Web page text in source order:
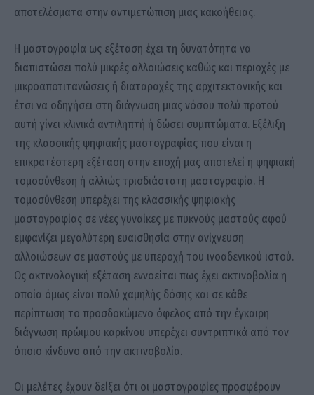
αποτελέσματα στην αντιμετώπιση μιας κακοήθειας.
Η μαστογραφία ως εξέταση έχει τη δυνατότητα να
διαπιστώσει πολύ μικρές αλλοιώσεις καθώς και περιοχές με
μικροαποτιτανώσεις ή διαταραχές της αρχιτεκτονικής και
έτσι να οδηγήσει στη διάγνωση μιας νόσου πολύ προτού
αυτή γίνει κλινικά αντιληπτή ή δώσει συμπτώματα. Εξέλιξη
της κλασσικής ψηφιακής μαστογραφίας που είναι η
επικρατέστερη εξέταση στην εποχή μας αποτελεί η ψηφιακή
τομοσύνθεση ή αλλιώς τρισδιάστατη μαστογραφία. Η
τομοσύνθεση υπερέχει της κλασσικής ψηφιακής
μαστογραφίας σε νέες γυναίκες με πυκνούς μαστούς αφού
εμφανίζει μεγαλύτερη ευαισθησία στην ανίχνευση
αλλοιώσεων σε μαστούς με υπεροχή του ινοαδενικού ιστού.
Ως ακτινολογική εξέταση εννοείται πως έχει ακτινοβολία η
οποία όμως είναι πολύ χαμηλής δόσης και σε κάθε
περίπτωση το προσδοκώμενο όφελος από την έγκαιρη
διάγνωση πρώιμου καρκίνου υπερέχει συντριπτικά από τον
όποιο κίνδυνο από την ακτινοβολία.
Οι μελέτες έχουν δείξει ότι οι μαστογραφίες προσφέρουν